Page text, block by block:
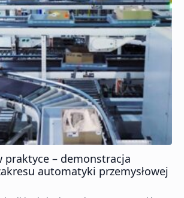
praktyce – demonstracja
automatyki przemysłowej